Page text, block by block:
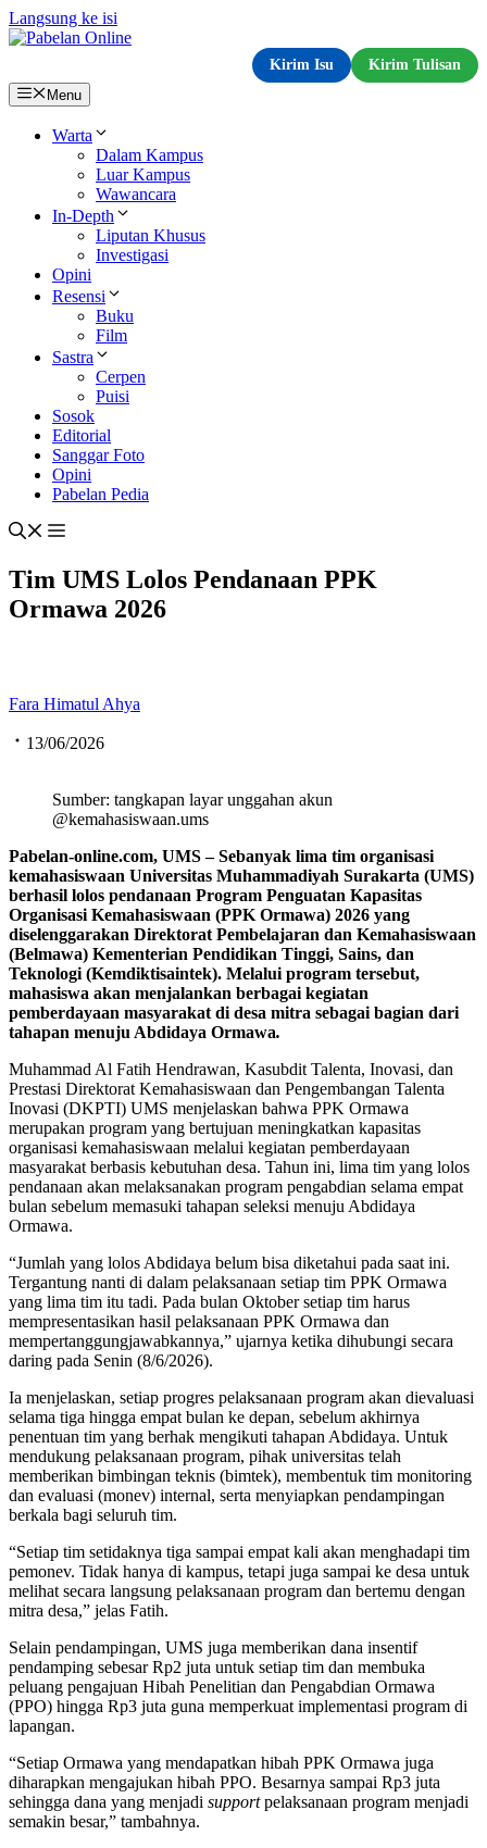
Langsung ke isi
Kirim Isu
Kirim Tulisan
Menu
Warta
Dalam Kampus
Luar Kampus
Wawancara
In-Depth
Liputan Khusus
Investigasi
Opini
Resensi
Buku
Film
Sastra
Cerpen
Puisi
Sosok
Editorial
Sanggar Foto
Opini
Pabelan Pedia
Tim UMS Lolos Pendanaan PPK
Ormawa 2026
Fara Himatul Ahya
13/06/2026
Sumber: tangkapan layar unggahan akun
@kemahasiswaan.ums
Pabelan-online.com, UMS – Sebanyak lima tim organisasi
kemahasiswaan Universitas Muhammadiyah Surakarta (UMS)
berhasil lolos pendanaan Program Penguatan Kapasitas
Organisasi Kemahasiswaan (PPK Ormawa) 2026 yang
diselenggarakan Direktorat Pembelajaran dan Kemahasiswaan
(Belmawa) Kementerian Pendidikan Tinggi, Sains, dan
Teknologi (Kemdiktisaintek). Melalui program tersebut,
mahasiswa akan menjalankan berbagai kegiatan
pemberdayaan masyarakat di desa mitra sebagai bagian dari
tahapan menuju Abdidaya Ormawa.
Muhammad Al Fatih Hendrawan, Kasubdit Talenta, Inovasi, dan
Prestasi Direktorat Kemahasiswaan dan Pengembangan Talenta
Inovasi (DKPTI) UMS menjelaskan bahwa PPK Ormawa
merupakan program yang bertujuan meningkatkan kapasitas
organisasi kemahasiswaan melalui kegiatan pemberdayaan
masyarakat berbasis kebutuhan desa. Tahun ini, lima tim yang lolos
pendanaan akan melaksanakan program pengabdian selama empat
bulan sebelum memasuki tahapan seleksi menuju Abdidaya
Ormawa.
“Jumlah yang lolos Abdidaya belum bisa diketahui pada saat ini.
Tergantung nanti di dalam pelaksanaan setiap tim PPK Ormawa
yang lima tim itu tadi. Pada bulan Oktober setiap tim harus
mempresentasikan hasil pelaksanaan PPK Ormawa dan
mempertanggungjawabkannya,” ujarnya ketika dihubungi secara
daring pada Senin (8/6/2026).
Ia menjelaskan, setiap progres pelaksanaan program akan dievaluasi
selama tiga hingga empat bulan ke depan, sebelum akhirnya
penentuan tim yang berhak mengikuti tahapan Abdidaya. Untuk
mendukung pelaksanaan program, pihak universitas telah
memberikan bimbingan teknis (bimtek), membentuk tim monitoring
dan evaluasi (monev) internal, serta menyiapkan pendampingan
berkala bagi seluruh tim.
“Setiap tim setidaknya tiga sampai empat kali akan menghadapi tim
pemonev. Tidak hanya di kampus, tetapi juga sampai ke desa untuk
melihat secara langsung pelaksanaan program dan bertemu dengan
mitra desa,” jelas Fatih.
Selain pendampingan, UMS juga memberikan dana insentif
pendamping sebesar Rp2 juta untuk setiap tim dan membuka
peluang pengajuan Hibah Penelitian dan Pengabdian Ormawa
(PPO) hingga Rp3 juta guna memperkuat implementasi program di
lapangan.
“Setiap Ormawa yang mendapatkan hibah PPK Ormawa juga
diharapkan mengajukan hibah PPO. Besarnya sampai Rp3 juta
sehingga dana yang menjadi supportpelaksanaan program menjadi
semakin besar,” tambahnya.